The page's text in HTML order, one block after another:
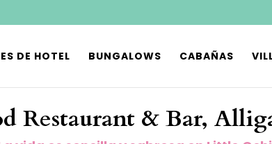
DE HOTEL BUNGALOWS CABAÑAS
Restaurant & Bar,